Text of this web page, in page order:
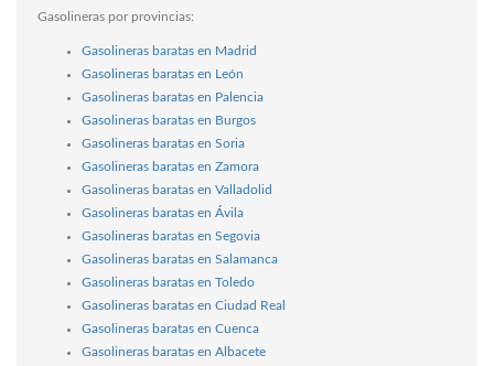
Gasolineras por provincias:
Gasolineras baratas en Madrid
Gasolineras baratas en León
Gasolineras baratas en Palencia
Gasolineras baratas en Burgos
Gasolineras baratas en Soria
Gasolineras baratas en Zamora
Gasolineras baratas en Valladolid
Gasolineras baratas en Ávila
Gasolineras baratas en Segovia
Gasolineras baratas en Salamanca
Gasolineras baratas en Toledo
Gasolineras baratas en Ciudad Real
Gasolineras baratas en Cuenca
Gasolineras baratas en Albacete